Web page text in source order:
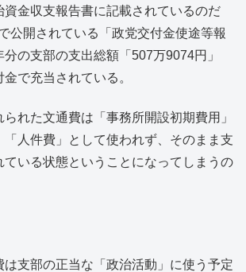
資金収支報告書に記載されているのだ
公開されている「政党交付金使途等報
の支部の支出総額「507万9074円」
で充当されている。
れた文通費は「事務所開設初期費用」
「人件費」として使われず、そのまま支
ている状態ということになってしまうの
は支部の正当な「政治活動」に使う予定